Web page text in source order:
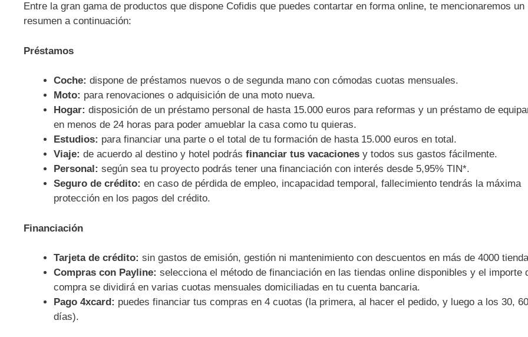
Entre la gran gama de productos que dispone Cofidis que puedes contartar en forma online, te mencionaremos un
resumen a continuación:
Préstamos
Coche: dispone de préstamos nuevos o de segunda mano con cómodas cuotas mensuales.
Moto: para renovaciones o adquisición de una moto nueva.
Hogar: disposición de un préstamo personal de hasta 15.000 euros para reformas y un préstamo de
en menos de 24 horas para poder amueblar la casa como tu quieras.
Estudios: para financiar una parte o el total de tu formación de hasta 15.000 euros en total.
Viaje: de acuerdo al destino y hotel podrás financiar tus vacaciones y todos sus gastos fácilmente.
Personal: según sea tu proyecto podrás tener una financiación con interés desde 5,95% TIN*.
Seguro de crédito: en caso de pérdida de empleo, incapacidad temporal, fallecimiento tendrás la máxima
protección en los pagos del crédito.
Financiación
Tarjeta de crédito: sin gastos de emisión, gestión ni mantenimiento con descuentos en más de 4000
Compras con Payline: selecciona el método de financiación en las tiendas online disponibles y el importe
compra se dividirá en varias cuotas mensuales domiciliadas en tu cuenta bancaria.
Pago 4xcard: puedes financiar tus compras en 4 cuotas (la primera, al hacer el pedido, y luego a los 30,
días).